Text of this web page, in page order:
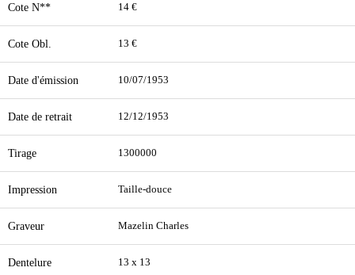
Cote N** 14 €
Cote Obl. 13 €
Date d'émission 10/07/1953
Date de retrait 12/12/1953
Tirage 1300000
Impression Taille-douce
Graveur Mazelin Charles
Dentelure 13 x 13